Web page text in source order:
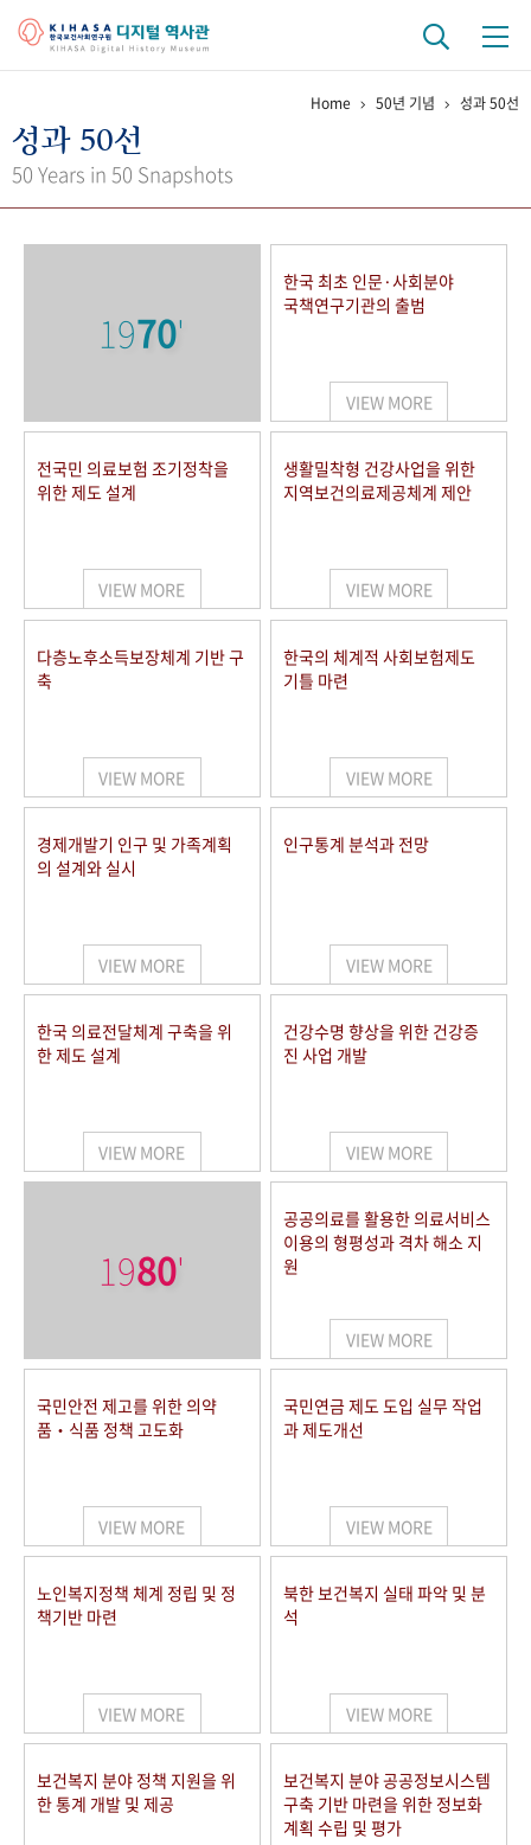
걸어온 길 기관 변천사
키워드로 보는 연구 역사
연구자들
사진 아카이브 문서 기록물 행정박물 영상 기록물
50+1 주년 기념
세계와 함께 한 KIHASA
VR 역사관
Home 50년 기념 성과 50선
성과 50선
50 Years in 50 Snapshots
1970'
한국 최초 인문·사회분야
국책연구기관의 출범
VIEW MORE
전국민 의료보험 조기정착을
위한 제도 설계
VIEW MORE
생활밀착형 건강사업을 위한
지역보건의료제공체계 제안
VIEW MORE
다층노후소득보장체계 기반 구
축
VIEW MORE
한국의 체계적 사회보험제도
기틀 마련
VIEW MORE
경제개발기 인구 및 가족계획
의 설계와 실시
VIEW MORE
인구통계 분석과 전망
VIEW MORE
한국 의료전달체계 구축을 위
한 제도 설계
VIEW MORE
건강수명 향상을 위한 건강증
진 사업 개발
VIEW MORE
1980'
공공의료를 활용한 의료서비스
이용의 형평성과 격차 해소 지
원
VIEW MORE
국민안전 제고를 위한 의약
품‧식품 정책 고도화
VIEW MORE
국민연금 제도 도입 실무 작업
과 제도개선
VIEW MORE
노인복지정책 체계 정립 및 정
책기반 마련
VIEW MORE
북한 보건복지 실태 파악 및 분
석
VIEW MORE
보건복지 분야 정책 지원을 위
한 통계 개발 및 제공
보건복지 분야 공공정보시스템
구축 기반 마련을 위한 정보화
계획 수립 및 평가